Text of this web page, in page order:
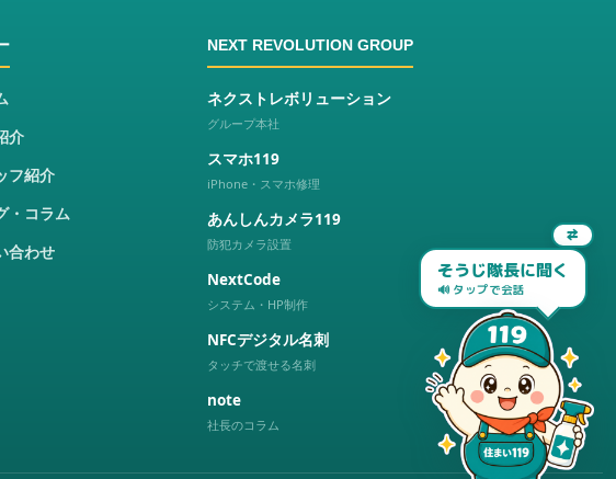
介
フ紹介
・コラム
合わせ
NEXT REVOLUTION GROUP
ネクストレボリューション
グループ本社
スマホ119
iPhone・スマホ修理
あんしんカメラ119
防犯カメラ設置
NextCode
システム・HP制作
NFCデジタル名刺
タッチで渡せる名刺
note
社長のコラム
⇄
そうじ隊長に聞く
🔊 タップで会話